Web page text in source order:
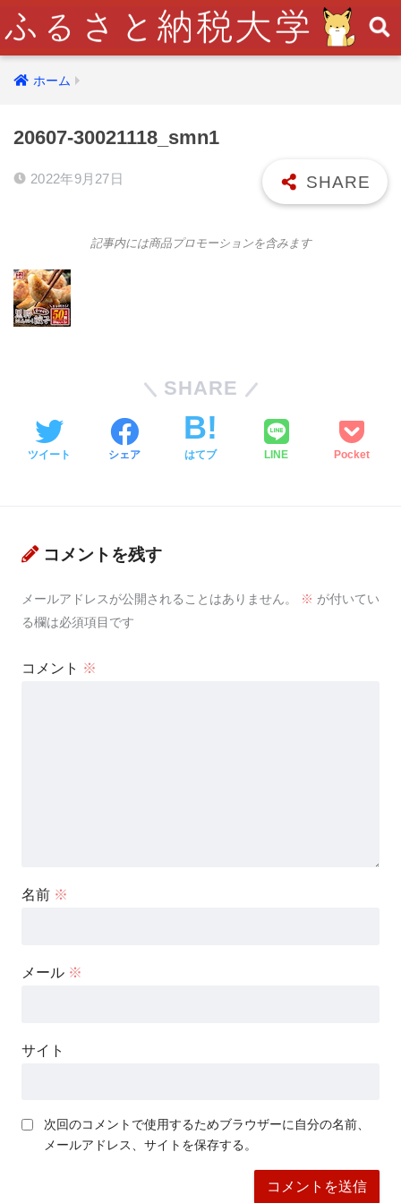
ホーム
20607-30021118_smn1
2022年9月27日
記事内には商品プロモーションを含みます
SHARE
ツイート シェア はてブ LINE Pocket
コメントを残す
メールアドレスが公開されることはありません。 ※ が付いてい
る欄は必須項目です
コメント ※
名前 ※
メール ※
サイト
次回のコメントで使用するためブラウザーに自分の名前、
メールアドレス、サイトを保存する。